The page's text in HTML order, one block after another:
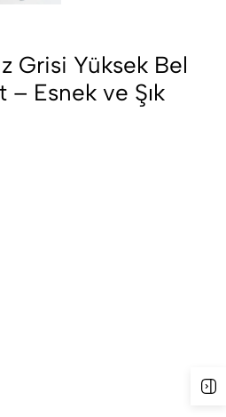
Grisi Yüksek Bel
– Esnek ve Şık